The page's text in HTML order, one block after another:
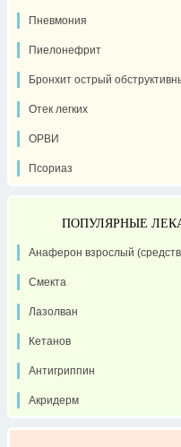
Пневмония
Пиелонефрит
Бронхит острый
Отек легких
ОРВИ
Псориаз
ПОПУЛЯРНЫЕ
Анаферон взрослый
Смекта
Лазолван
Кетанов
Антигриппин
Акридерм